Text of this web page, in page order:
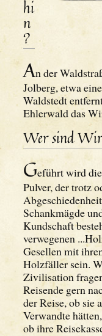
hi
n
?
An der
Jolberg, etwa
Waldstedt
Ehlerwald das
Wer sind
Geführt wird
Pulver, der trotz
Schankmägde
Kundschaft
verwegenen
Gesellen mit
Holzfäller sein.
Zivilisation
Reisende gern
der Reise, ob sie
Verwandte
ob ihre